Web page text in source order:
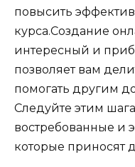
повысить
курса.Создание
интересный и
позволяет вам
помогать другим
Следуйте этим
востребованные и
которые приносят